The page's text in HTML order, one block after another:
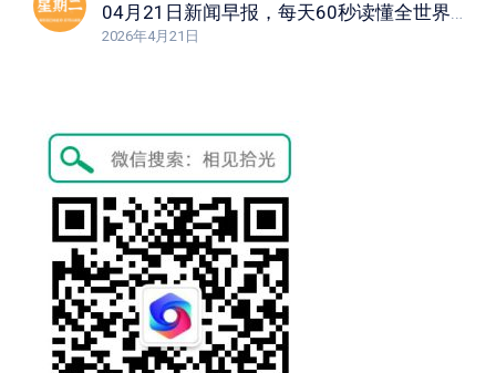
04月21日新闻早报，每天60秒读懂全世界！
2026年4月21日